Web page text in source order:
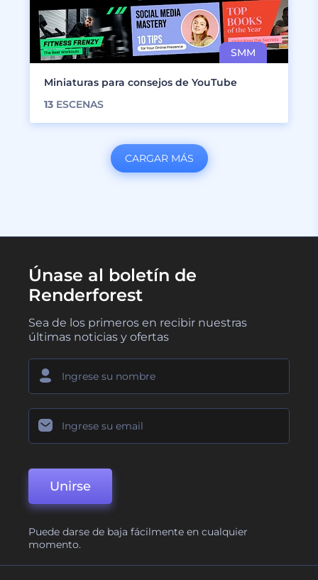
Miniaturas para consejos de YouTube
13 ESCENAS
CARGAR MÁS
Únase al boletín de
Renderforest
Sea de los primeros en recibir nuestras
últimas noticias y ofertas
Unirse
Puede darse de baja fácilmente en cualquier
momento.